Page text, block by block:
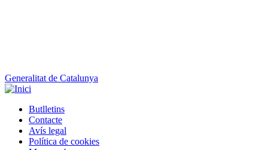
Generalitat de Catalunya
Peu
Butlletins
Contacte
Avís legal
Política de cookies